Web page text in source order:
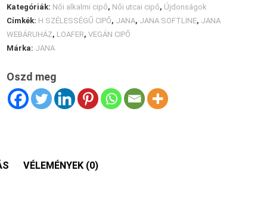
Kategóriák: Női alkalmi cipő, Női utcai cipő, Újdonságok
Címkék: H SZÉLESSÉGŰ CIPŐ, JANA, JANA SOFTLINE, JANA
WEBÁRUHÁZ, LOAFER,VEGÁN CIPŐ
Márka: JANA
Oszd meg
VÉLEMÉNYEK (0)